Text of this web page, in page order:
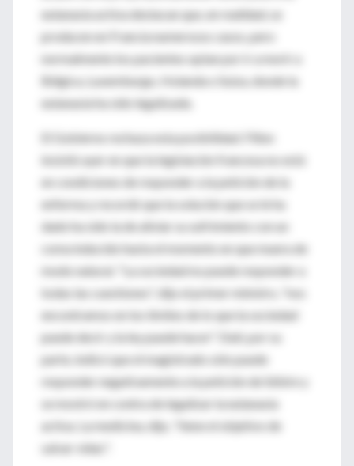
eutanasia activa destacan que, en realidad, se
producen en Francia numerosos casos, pero
normalmente los pacientes optan por ir a morir a
Bélgica, Luxemburgo, Holanda o Suiza, donde la
eutanasia ha sido legalizada.
El Gobierno rechaza esta posibilidad. Fillon
insistió ayer en que la legislación francesa no está
en condiciones de responder a la petición de la
enferma y recordó que la solución que se le ha
dado ha sido la de aliviar su sufrimiento con un
coma inducido hasta el momento en que muera de
modo natural. "La sociedad no puede responder a
todas las cuestiones", dijo el primer ministro, "nos
encontramos en los límites de lo que la sociedad
puede decir y la ley puede hacer". Dati, por su
parte, indicó que el magistrado sólo puede
responder negativamente a la petición de Sébire y
se mostró en contra de legalizar la eutanasia
activa. La medicina, dijo, "tiene el objetivo de
salvar vidas".